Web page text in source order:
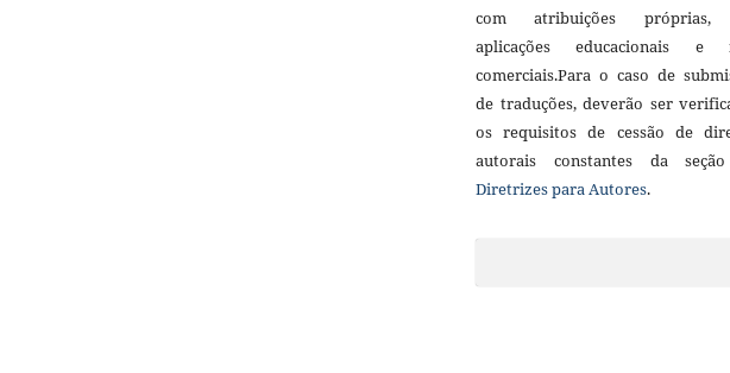
com atribuições próprias,
aplicações educacionais e
comerciais.Para o caso de
de traduções, deverão ser
os requisitos de cessão de
autorais constantes da
Diretrizes para Autores.